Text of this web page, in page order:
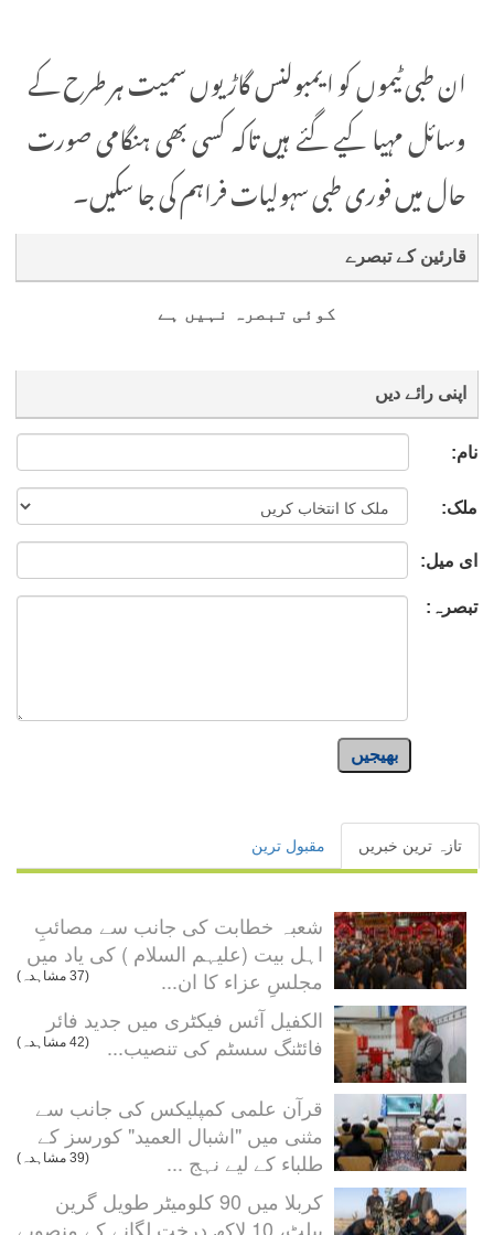
ان طبی ٹیموں کو ایمبولنس گاڑیوں سمیت ہر طرح کے
وسائل مہیا کیے گئے ہیں تاکہ کسی بھی ہنگامی صورت
حال میں فوری طبی سہولیات فراہم کی جا سکیں۔
قارئین کے تبصرے
کوئی تبصرہ نہیں ہے
اپنی رائے دیں
نام:
ملک:
ای میل:
تبصرہ:
بھیجیں
تازہ ترین خبریں مقبول ترین
شعبہ خطابت کی جانب سے مصائبِ
اہل بیت (علیہم السلام ) کی یاد میں
مجلسِ عزاء کا ان...
(37 مشاہدہ)
الکفیل آئس فیکٹری میں جدید فائر
فائٹنگ سسٹم کی تنصیب...
(42 مشاہدہ)
قرآن علمی کمپلیکس کی جانب سے
مثنی میں "اشبال العميد" کورسز کے
طلباء کے لیے نہج ...
(39 مشاہدہ)
کربلا میں 90 کلومیٹر طویل گرین
بیلٹ، 10 لاکھ درخت لگانے کے منصوبے